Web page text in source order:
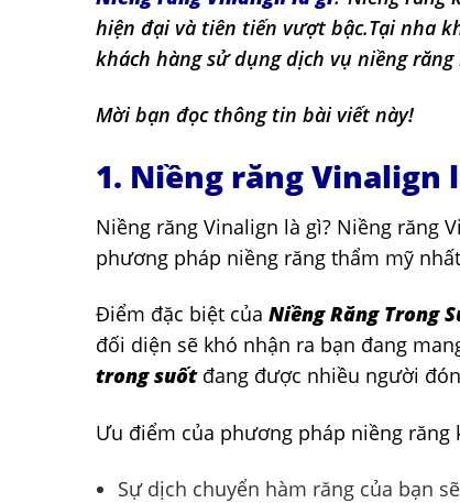
hiện đại và tiên tiến vượt bậc.Tại nha
khách hàng sử dụng dịch vụ niềng
Mời bạn đọc thông tin bài viết này!
1. Niềng răng Vinalign
Niềng răng Vinalign là gì? Niềng răng
phương pháp niềng răng thẩm mỹ
Điểm đặc biệt của Niềng Răng Trong
đối diện sẽ khó nhận ra bạn đang
trong suốt đang được nhiều người
Ưu điểm của phương pháp niềng răng
Sự dịch chuyển hàm răng của bạn